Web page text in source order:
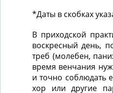
*Даты в скобках
В приходской
воскресный день,
треб (молебен,
время венчания
и точно соблюдать
хор или другие